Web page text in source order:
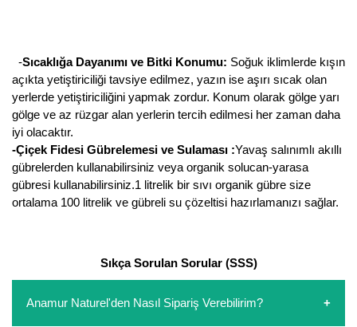
-Sıcaklığa Dayanımı ve Bitki Konumu: Soğuk iklimlerde kışın
açıkta yetiştiriciliği tavsiye edilmez, yazın ise aşırı sıcak olan
yerlerde yetiştiriciliğini yapmak zordur. Konum olarak gölge yarı
gölge ve az rüzgar alan yerlerin tercih edilmesi her zaman daha
iyi olacaktır.
-Çiçek Fidesi Gübrelemesi ve Sulaması :Yavaş salınımlı akıllı
gübrelerden kullanabilirsiniz veya organik solucan-yarasa
gübresi kullanabilirsiniz.1 litrelik bir sıvı organik gübre size
ortalama 100 litrelik ve gübreli su çözeltisi hazırlamanızı sağlar.
Sıkça Sorulan Sorular (SSS)
Anamur Naturel'den Nasıl Sipariş Verebilirim?